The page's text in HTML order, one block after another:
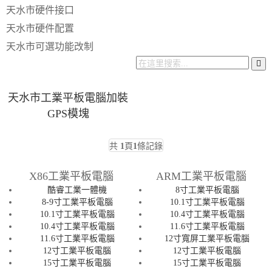
天水市硬件接口
天水市硬件配置
天水市可選功能改制
天水市工業平板電腦加裝
GPS模塊
共 1頁 1條記錄
X86工業平板電腦
酷睿工業一體機
8-9寸工業平板電腦
10.1寸工業平板電腦
10.4寸工業平板電腦
11.6寸工業平板電腦
12寸工業平板電腦
15寸工業平板電腦
ARM工業平板電腦
8寸工業平板電腦
10.1寸工業平板電腦
10.4寸工業平板電腦
11.6寸工業平板電腦
12寸寬屏工業平板電腦
12寸工業平板電腦
15寸工業平板電腦